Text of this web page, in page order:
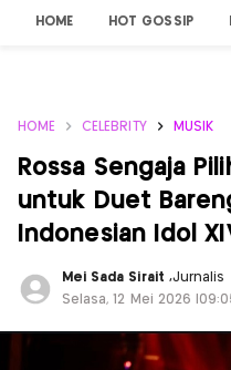
HOME HOT GOSSIP
HOME CELEBRITY MUSIK
Rossa Sengaja
untuk Duet
Indonesian Idol
Mei Sada Sirait ,Jurnalis
Selasa, 12 Mei 2026